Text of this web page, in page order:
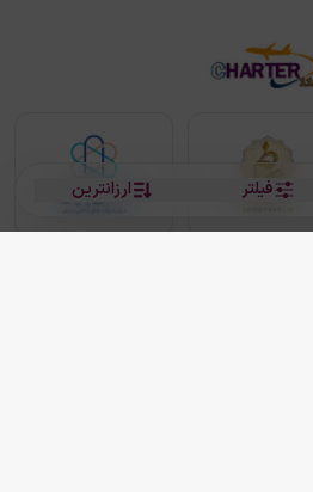
ارزانترین فیلتر